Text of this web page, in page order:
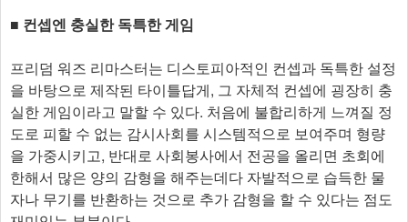
■ 컨셉엔 충실한 독특한 게임